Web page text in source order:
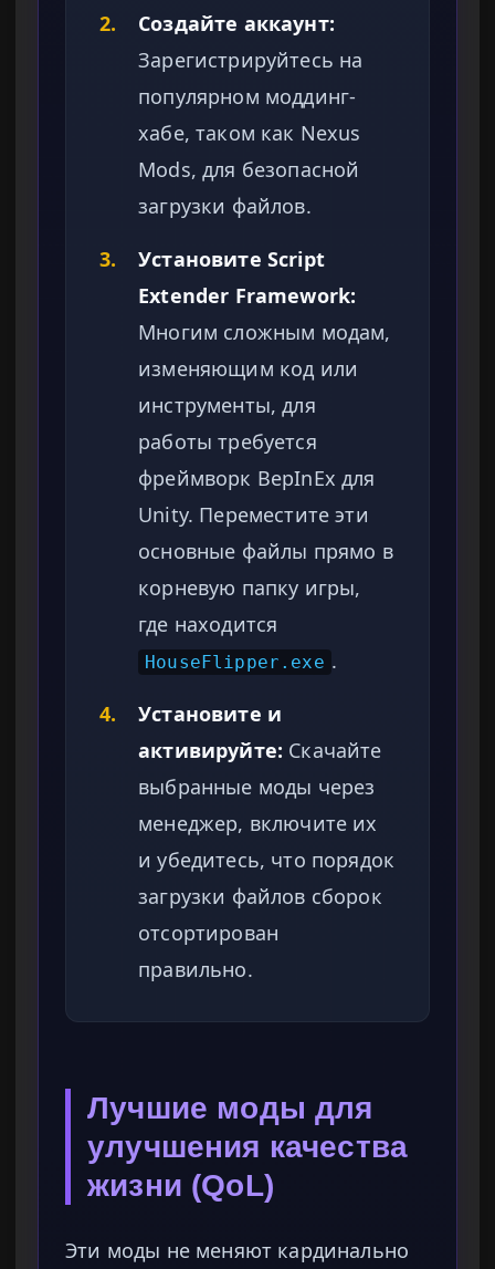
2.
Создайте аккаунт:
Зарегистрируйтесь на
популярном моддинг-
хабе, таком как Nexus
Mods, для безопасной
загрузки файлов.
3.
Установите Script
Extender Framework:
Многим сложным модам,
изменяющим код или
инструменты, для
работы требуется
фреймворк BepInEx для
Unity. Переместите эти
основные файлы прямо в
корневую папку игры,
где находится
HouseFlipper.exe .
4.
Установите и
активируйте: Скачайте
выбранные моды через
менеджер, включите их
и убедитесь, что порядок
загрузки файлов сборок
отсортирован
правильно.
Лучшие моды для
улучшения качества
жизни (QoL)
Эти моды не меняют кардинально